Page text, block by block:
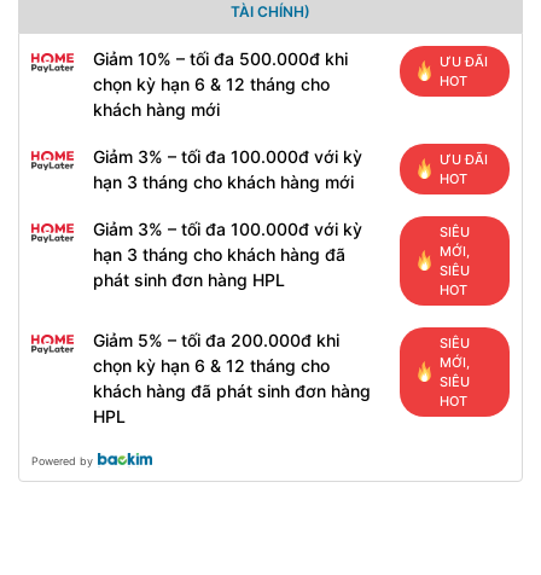
TÀI CHÍNH)
Giảm 10% – tối đa 500.000đ khi
chọn kỳ hạn 6 & 12 tháng cho
khách hàng mới
ƯU ĐÃI
HOT
Giảm 3% – tối đa 100.000đ với kỳ
hạn 3 tháng cho khách hàng mới
ƯU ĐÃI
HOT
Giảm 3% – tối đa 100.000đ với kỳ
hạn 3 tháng cho khách hàng đã
phát sinh đơn hàng HPL
SIÊU
MỚI,
SIÊU
HOT
Giảm 5% – tối đa 200.000đ khi
chọn kỳ hạn 6 & 12 tháng cho
khách hàng đã phát sinh đơn hàng
HPL
SIÊU
MỚI,
SIÊU
HOT
Powered by